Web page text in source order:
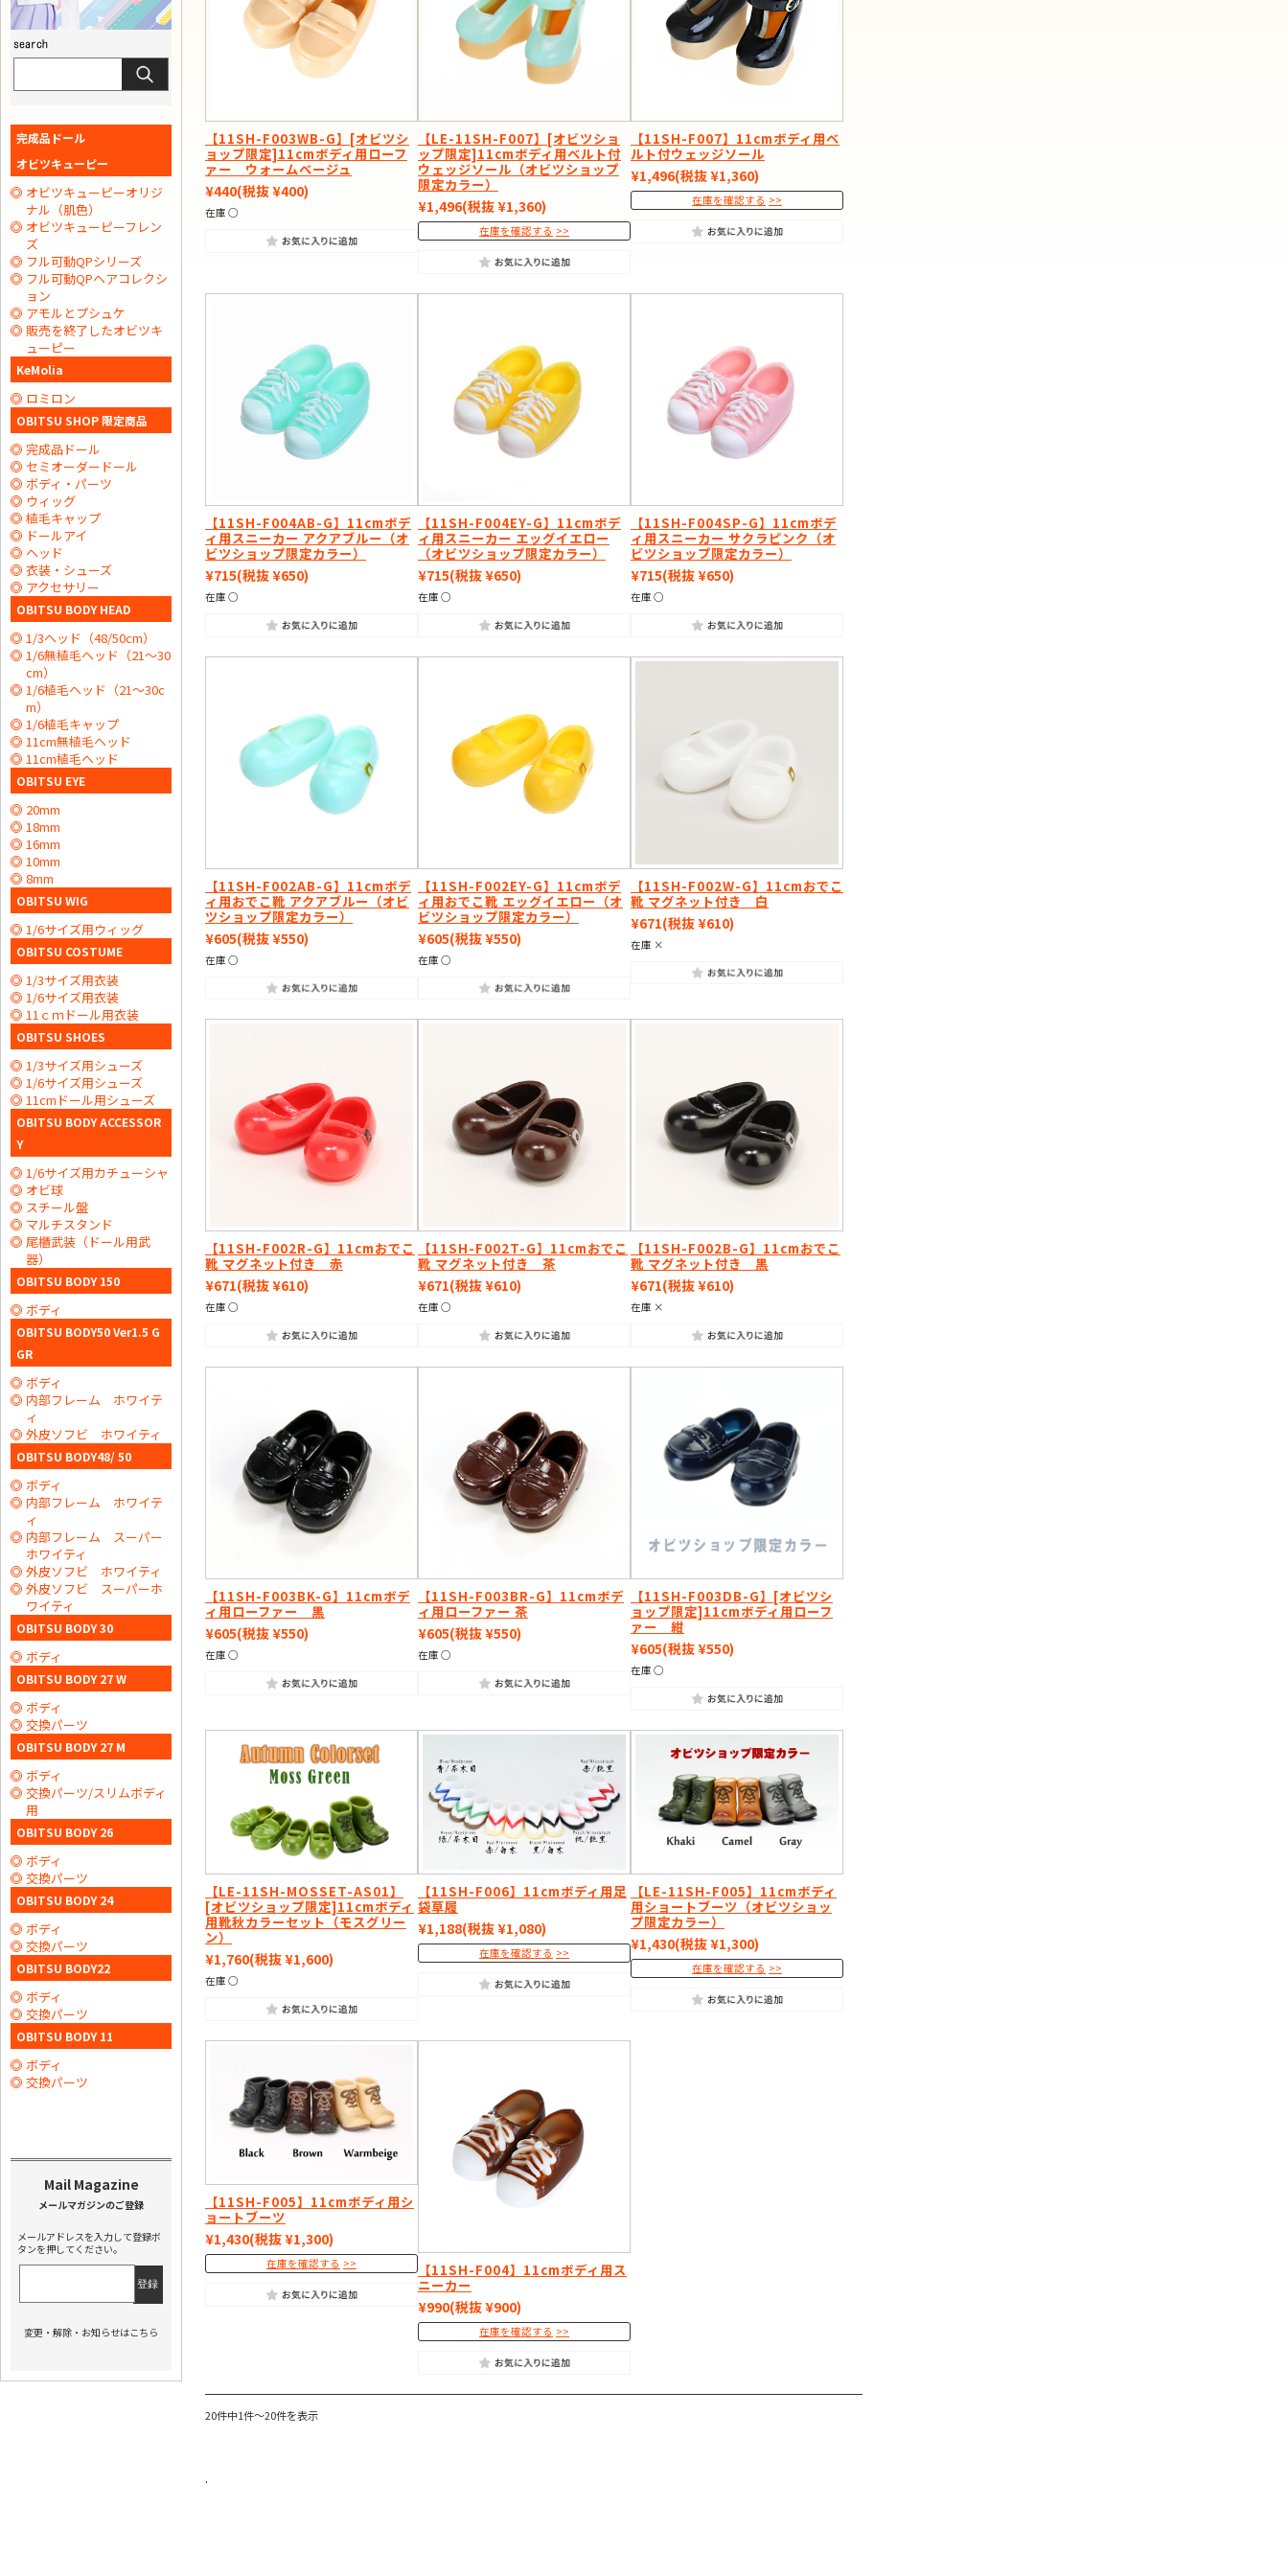
【11SH-F003WB-G】[オビツシ
ョップ限定]11cmボディ用ローフ
ァー ウォームベージュ
¥440(税抜 ¥400)
在庫 ○
【LE-11SH-F007】[オビツショ
ップ限定]11cmボディ用ベルト付
ウェッジソール（オビツショップ
限定カラー）
¥1,496(税抜 ¥1,360)
在庫を確認する
【11SH-F007】11cmボディ用ベ
ルト付ウェッジソール
¥1,496(税抜 ¥1,360)
在庫を確認する
【11SH-F004AB-G】11cmボデ
ィ用スニーカー アクアブルー（オ
ビツショップ限定カラー）
¥715(税抜 ¥650)
在庫 ○
【11SH-F004EY-G】11cmボデ
ィ用スニーカー エッグイエロー
（オビツショップ限定カラー）
¥715(税抜 ¥650)
在庫 ○
【11SH-F004SP-G】11cmボデ
ィ用スニーカー サクラピンク（オ
ビツショップ限定カラー）
¥715(税抜 ¥650)
在庫 ○
【11SH-F002AB-G】11cmボデ
ィ用おでこ靴 アクアブルー（オビ
ツショップ限定カラー）
¥605(税抜 ¥550)
在庫 ○
【11SH-F002EY-G】11cmボデ
ィ用おでこ靴 エッグイエロー（オ
ビツショップ限定カラー）
¥605(税抜 ¥550)
在庫 ○
【11SH-F002W-G】11cmおでこ
靴 マグネット付き 白
¥671(税抜 ¥610)
在庫 ×
【11SH-F002R-G】11cmおでこ
靴 マグネット付き 赤
¥671(税抜 ¥610)
在庫 ○
【11SH-F002T-G】11cmおでこ
靴 マグネット付き 茶
¥671(税抜 ¥610)
在庫 ○
【11SH-F002B-G】11cmおでこ
靴 マグネット付き 黒
¥671(税抜 ¥610)
在庫 ×
【11SH-F003BK-G】11cmボデ
ィ用ローファー 黒
¥605(税抜 ¥550)
在庫 ○
【11SH-F003BR-G】11cmボデ
ィ用ローファー 茶
¥605(税抜 ¥550)
在庫 ○
【11SH-F003DB-G】[オビツシ
ョップ限定]11cmボディ用ローフ
ァー 紺
¥605(税抜 ¥550)
在庫 ○
【LE-11SH-MOSSET-AS01】
[オビツショップ限定]11cmボディ
用靴秋カラーセット（モスグリー
ン）
¥1,760(税抜 ¥1,600)
在庫 ○
【11SH-F006】11cmボディ用足
袋草履
¥1,188(税抜 ¥1,080)
在庫を確認する
【LE-11SH-F005】11cmボディ
用ショートブーツ（オビツショッ
プ限定カラー）
¥1,430(税抜 ¥1,300)
在庫を確認する
【11SH-F005】11cmボディ用シ
ョートブーツ
¥1,430(税抜 ¥1,300)
在庫を確認する
【11SH-F004】11cmボディ用ス
ニーカー
¥990(税抜 ¥900)
在庫を確認する
20件中1件～20件を表示
.
完成品ドール
オビツキューピー
オビツキューピーオリジ
ナル（肌色）
オビツキューピーフレン
ズ
フル可動QPシリーズ
フル可動QPヘアコレクシ
ョン
アモルとプシュケ
販売を終了したオビツキ
ューピー
KeMolia
ロミロン
OBITSU SHOP 限定商品
完成品ドール
セミオーダードール
ボディ・パーツ
ウィッグ
植毛キャップ
ドールアイ
ヘッド
衣装・シューズ
アクセサリー
OBITSU BODY HEAD
1/3ヘッド（48/50cm）
1/6無植毛ヘッド（21～30
cm）
1/6植毛ヘッド（21～30c
m）
1/6植毛キャップ
11cm無植毛ヘッド
11cm植毛ヘッド
OBITSU EYE
20mm
18mm
16mm
10mm
8mm
OBITSU WIG
1/6サイズ用ウィッグ
OBITSU COSTUME
1/3サイズ用衣装
1/6サイズ用衣装
11ｃｍドール用衣装
OBITSU SHOES
1/3サイズ用シューズ
1/6サイズ用シューズ
11cmドール用シューズ
OBITSU BODY ACCESSOR
Y
1/6サイズ用カチューシャ
オビ球
スチール盤
マルチスタンド
尾櫃武装（ドール用武
器）
OBITSU BODY 150
ボディ
OBITSU BODY50 Ver1.5 G
GR
ボディ
内部フレーム ホワイテ
ィ
外皮ソフビ ホワイティ
OBITSU BODY48/ 50
ボディ
内部フレーム ホワイテ
ィ
内部フレーム スーパー
ホワイティ
外皮ソフビ ホワイティ
外皮ソフビ スーパーホ
ワイティ
OBITSU BODY 30
ボディ
OBITSU BODY 27 W
ボディ
交換パーツ
OBITSU BODY 27 M
ボディ
交換パーツ/スリムボディ
用
OBITSU BODY 26
ボディ
交換パーツ
OBITSU BODY 24
ボディ
交換パーツ
OBITSU BODY22
ボディ
交換パーツ
OBITSU BODY 11
ボディ
交換パーツ
メールアドレスを入力して登録ボ
タンを押してください。
変更・解除・お知らせはこちら